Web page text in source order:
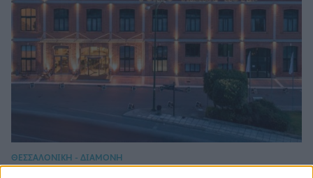
ΘΕΣΣΑΛΟΝΙΚΗ - ΔΙΑΜΟΝΗ